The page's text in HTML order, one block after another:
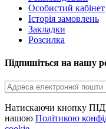
Особистий кабінет
Історія замовлень
Закладки
Розсилка
Підпишіться на нашу
Натискаючи кнопку
нашою Політикою